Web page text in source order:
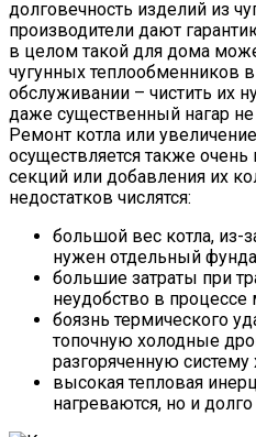
долговечность изделий из
производители дают
в целом такой для дома
чугунных теплообменников
обслуживании – чистить их
даже существенный нагар
Ремонт котла или
осуществляется также
секций или добавления их
недостатков числятся:
большой вес котла, из-
нужен отдельный
большие затраты при
неудобство в процессе
боязнь термического
топочную холодные
разгоряченную
высокая тепловая
нагреваются, но и